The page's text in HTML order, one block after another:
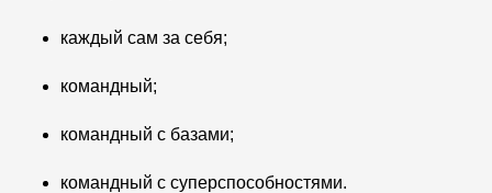
каждый сам за себя;
командный;
командный с базами;
командный с суперспособностями.